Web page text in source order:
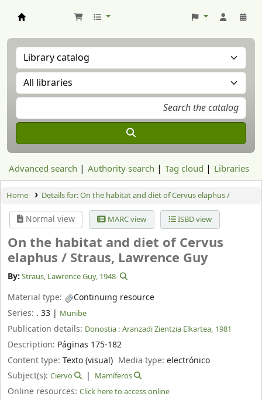
Advanced search Authority search Tag cloud Libraries
Home Details for:On the habitat and diet of Cervus elaphus /
Normal view MARC view ISBD view
On the habitat and diet of Cervus
elaphus / Straus, Lawrence Guy
By: Straus, Lawrence Guy, 1948-
Material type:
Continuing resource
Series: . 33 | Munibe
Publication details: Donostia : Aranzadi Zientzia Elkartea, 1981
Description: Páginas 175-182
Content type: Texto (visual) Media type:electrónico
Subject(s): Ciervo Mamíferos
Online resources: Click here to access online